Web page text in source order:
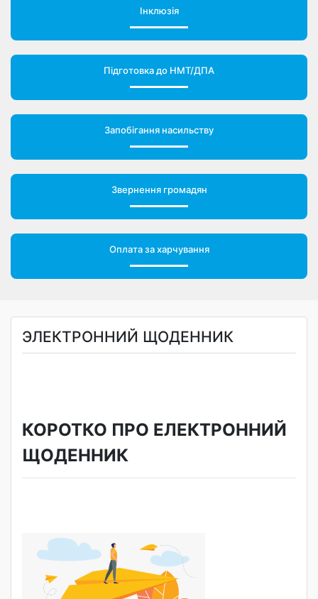
Інклюзія
Підготовка до НМТ/ДПА
Запобігання насильству
Звернення громадян
Оплата за харчування
ЭЛЕКТРОННИЙ ЩОДЕННИК
КОРОТКО ПРО ЕЛЕКТРОННИЙ
ЩОДЕННИК